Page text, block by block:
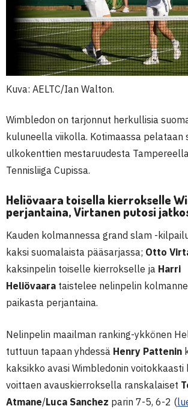
Kuva: AELTC/Ian Walton.
Wimbledon on tarjonnut herkullisia
kuluneella viikolla. Kotimaassa pelataan
ulkokenttien mestaruudesta
Tennisliiga Cupissa.
Heliövaara toisella kierrokselle
perjantaina, Virtanen putosi
Kauden kolmannessa grand slam -
kaksi suomalaista pääsarjassa; Otto
kaksinpelin toiselle kierrokselle ja Harri
Heliövaara taistelee nelinpelin
paikasta perjantaina.
Nelinpelin maailman ranking-ykkönen
tuttuun tapaan yhdessä Henry Pattenin
kaksikko avasi Wimbledonin voitokkaasti
voittaen avauskierroksella ranskalaiset
Atmane/Luca Sanchez parin 7-5, 6-2 (